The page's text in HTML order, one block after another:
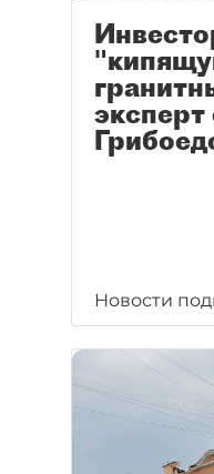
эксперт
Новости